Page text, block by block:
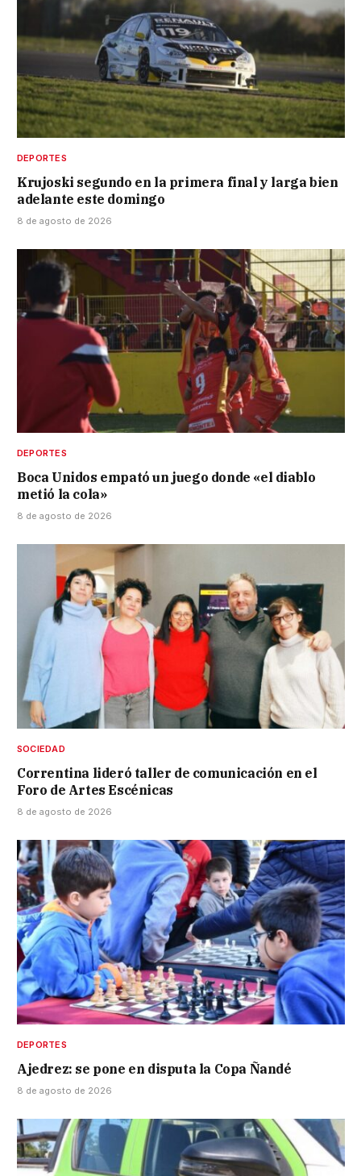
DEPORTES
Krujoski segundo en la primera final y larga bien
adelante este domingo
8 de agosto de 2026
DEPORTES
Boca Unidos empató un juego donde «el diablo
metió la cola»
8 de agosto de 2026
SOCIEDAD
Correntina lideró taller de comunicación en el
Foro de Artes Escénicas
8 de agosto de 2026
DEPORTES
Ajedrez: se pone en disputa la Copa Ñandé
8 de agosto de 2026